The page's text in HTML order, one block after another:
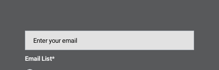
Email List*